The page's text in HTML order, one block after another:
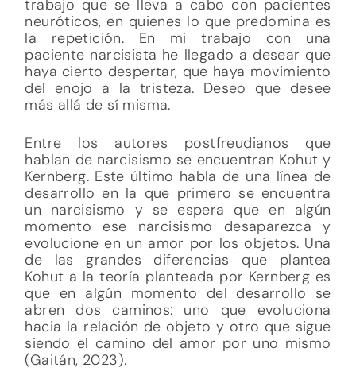
trabajo que se lleva a cabo con pacientes
neuróticos, en quienes lo que predomina es
la repetición. En mi trabajo con una
paciente narcisista he llegado a desear que
haya cierto despertar, que haya movimiento
del enojo a la tristeza. Deseo que desee
más allá de sí misma.
Entre los autores postfreudianos que
hablan de narcisismo se encuentran Kohut y
Kernberg. Este último habla de una línea de
desarrollo en la que primero se encuentra
un narcisismo y se espera que en algún
momento ese narcisismo desaparezca y
evolucione en un amor por los objetos. Una
de las grandes diferencias que plantea
Kohut a la teoría planteada por Kernberg es
que en algún momento del desarrollo se
abren dos caminos: uno que evoluciona
hacia la relación de objeto y otro que sigue
siendo el camino del amor por uno mismo
(Gaitán, 2023).